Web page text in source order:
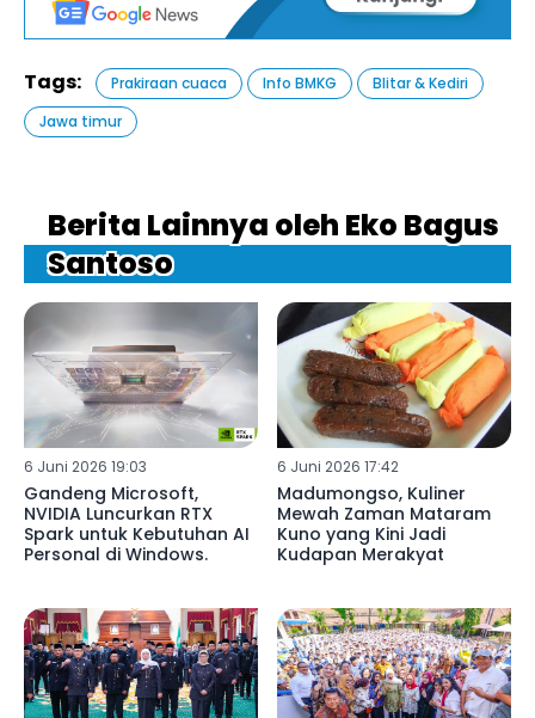
Tags: Prakiraan cuaca Info BMKG
Blitar & Kediri
Jawa timur
Berita Lainnya oleh Eko Bagus
Santoso
6 Juni 2026 19:03
Gandeng Microsoft,
NVIDIA Luncurkan RTX
Spark untuk Kebutuhan AI
Personal di Windows.
6 Juni 2026 17:42
Madumongso, Kuliner
Mewah Zaman Mataram
Kuno yang Kini Jadi
Kudapan Merakyat